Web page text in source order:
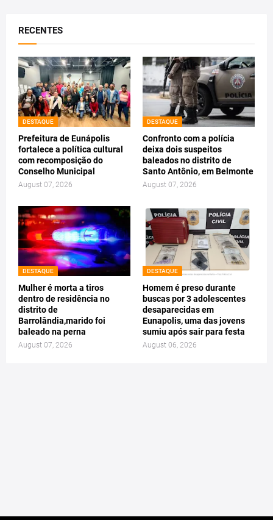
RECENTES
DESTAQUE
Prefeitura de Eunápolis
fortalece a política cultural
com recomposição do
Conselho Municipal
August 07, 2026
DESTAQUE
Confronto com a polícia
deixa dois suspeitos
baleados no distrito de
Santo Antônio, em Belmonte
August 07, 2026
DESTAQUE
Mulher é morta a tiros
dentro de residência no
distrito de
Barrolândia,marido foi
baleado na perna
August 07, 2026
DESTAQUE
Homem é preso durante
buscas por 3 adolescentes
desaparecidas em
Eunapolis, uma das jovens
sumiu após sair para festa
August 06, 2026